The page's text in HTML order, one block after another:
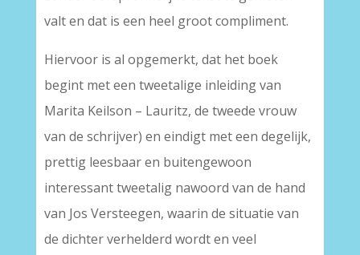
valt en dat is een heel groot compliment.
Hiervoor is al opgemerkt, dat het boek
begint met een tweetalige inleiding van
Marita Keilson – Lauritz, de tweede vrouw
van de schrijver) en eindigt met een degelijk,
prettig leesbaar en buitengewoon
interessant tweetalig nawoord van de hand
van Jos Versteegen, waarin de situatie van
de dichter verhelderd wordt en veel